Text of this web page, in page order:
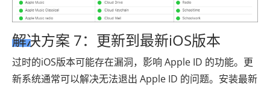
解决方案 7：更新到最新iOS版本
过时的iOS版本可能存在漏洞，影响 Apple ID 的功能。更
新系统通常可以解决无法退出 Apple ID 的问题。安装最新